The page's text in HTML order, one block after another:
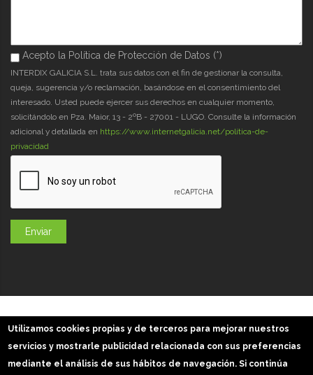
Acepto la Política de Protección de Datos (*)
Acepto la Política de Protección de Datos (*)
INTERDIX GALICIA S.L. trata sus datos con el fin de gestionar la consulta,
queja, sugerencia y/o reclamación, basándose en el consentimiento del
interesado. Usted puede ejercer sus derechos en cualquier momento,
solicitándolo en Pza. Maior, 13 - 2ºB - 27001 - LUGO. Consulte la información
adicional y detallada en https://www.internetgalicia.net/política-de-
privacidad
Imágenes slider: Freepik
Utilizamos cookies propias y de terceros para mejorar nuestros
servicios y mostrarle publicidad relacionada con sus preferencias
mediante el análisis de sus hábitos de navegación. Si continúa